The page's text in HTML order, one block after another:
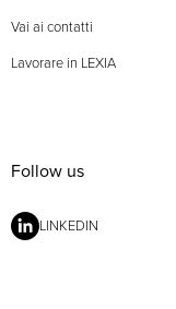
Vai ai contatti
Lavorare in LEXIA
Follow us
LINKEDIN